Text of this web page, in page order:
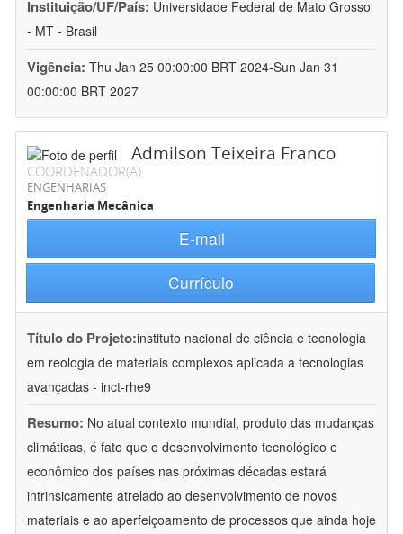
Instituição/UF/País: Universidade Federal de Mato Grosso
- MT - Brasil
Vigência: Thu Jan 25 00:00:00 BRT 2024-Sun Jan 31
00:00:00 BRT 2027
Admilson Teixeira Franco
COORDENADOR(A)
ENGENHARIAS
Engenharia Mecânica
E-mail
Currículo
Título do Projeto:instituto nacional de ciência e tecnologia
em reologia de materiais complexos aplicada a tecnologias
avançadas - inct-rhe9
Resumo: No atual contexto mundial, produto das mudanças
climáticas, é fato que o desenvolvimento tecnológico e
econômico dos países nas próximas décadas estará
intrinsicamente atrelado ao desenvolvimento de novos
materiais e ao aperfeiçoamento de processos que ainda hoje